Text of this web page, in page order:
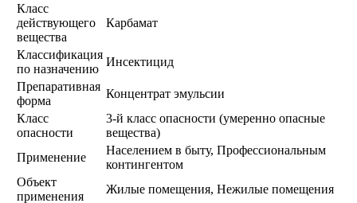
Класс
действующего
вещества
Карбамат
Классификация
по назначению
Инсектицид
Препаративная
форма
Концентрат эмульсии
Класс
опасности
3-й класс опасности (умеренно опасные
вещества)
Применение
Населением в быту, Профессиональным
контингентом
Объект
применения
Жилые помещения, Нежилые помещения